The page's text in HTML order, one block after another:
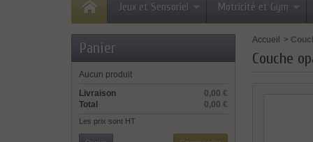
Jeux et Sensoriel Motricité et Gym
Panier
Aucun produit
0,00 €
Livraison
0,00 €
Total
Les prix sont HT
Accueil >
Couche